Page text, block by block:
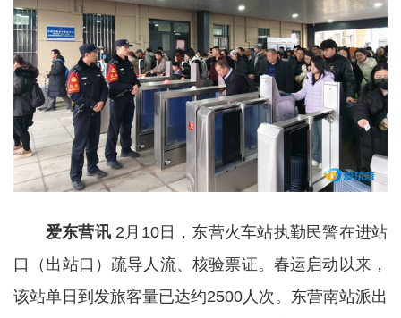
爱东营讯2月10日，东营火车站执勤民警在进站
口（出站口）疏导人流、核验票证。春运启动以来，
该站单日到发旅客量已达约2500人次。东营南站派出